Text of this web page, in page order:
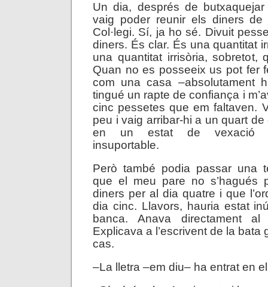
Un dia, després de
vaig poder reunir els diners
Col·legi. Sí, ja ho sé. Divuit
diners. És clar. És una quantitat
una quantitat irrisòria, sobretot,
Quan no es posseeix us pot fer
com una casa –absolutament
tingué un rapte de confiança i
cinc pessetes que em faltaven.
peu i vaig arribar-hi a un quart
en un estat de vexació
insuportable.
Però també podia passar una
que el meu pare no s’hagués
diners per al dia quatre i que
dia cinc. Llavors, hauria estat
banca. Anava directament al
Explicava a l’escrivent de la bata
cas.
–La lletra –em diu– ha entrat en